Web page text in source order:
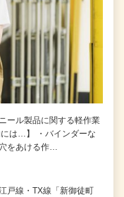
ール製品に関する軽作業
は…】 ・バインダーな
をあける作…
戸線・TX線「新御徒町